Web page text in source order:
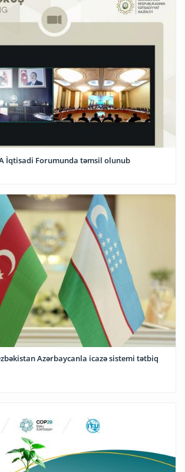
İqtisadi Forumunda təmsil olunub
Azərbaycanla icazə sistemi tətbiq